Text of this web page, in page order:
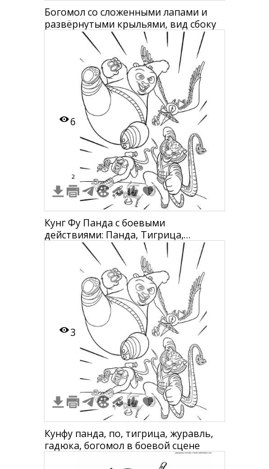
Богомол со сложенными лапами и
развёрнутыми крыльями, вид сбоку
6
2
Кунг Фу Панда с боевыми
действиями: Панда, Тигрица,
Обезьяна, Богомол, Гадюка, Журавль
3
Кунфу панда, по, тигрица, журавль,
гадюка, богомол в боевой сцене